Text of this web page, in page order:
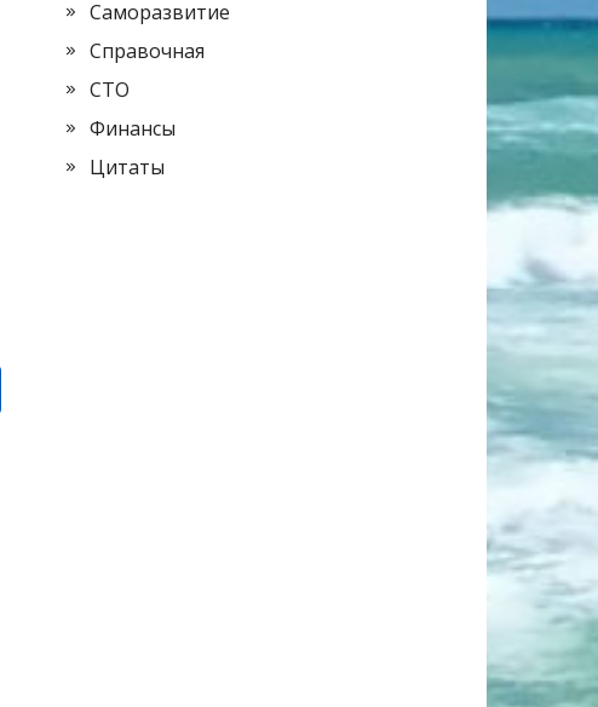
Саморазвитие
Справочная
СТО
Финансы
Цитаты